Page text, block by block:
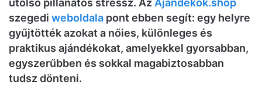
utolsó pillanatos stressz. Az Ajándékok.shop
szegedi weboldala pont ebben segít: egy helyre
gyűjtötték azokat a nőies, különleges és
praktikus ajándékokat, amelyekkel gyorsabban,
egyszerűbben és sokkal magabiztosabban
tudsz dönteni.